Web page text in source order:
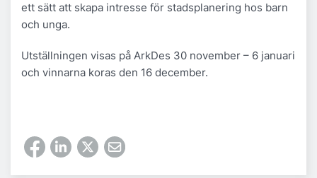
ett sätt att skapa intresse för stadsplanering hos barn
och unga.
Utställningen visas på ArkDes 30 november – 6 januari
och vinnarna koras den 16 december.